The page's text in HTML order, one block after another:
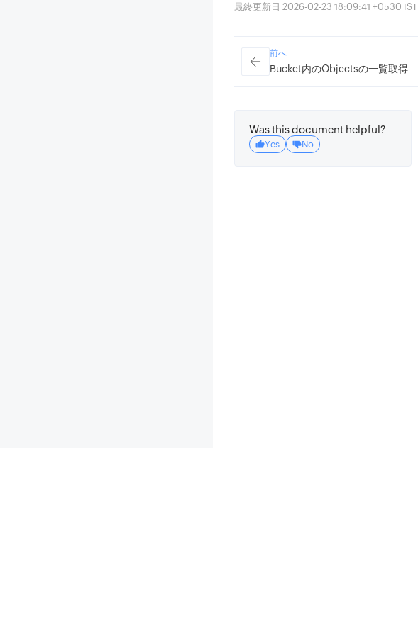
最終更新日 2026-02-23 18:09:41 +0530 IST
前へ
Bucket内のObjectsの一覧取得
Was this document helpful?
Yes No